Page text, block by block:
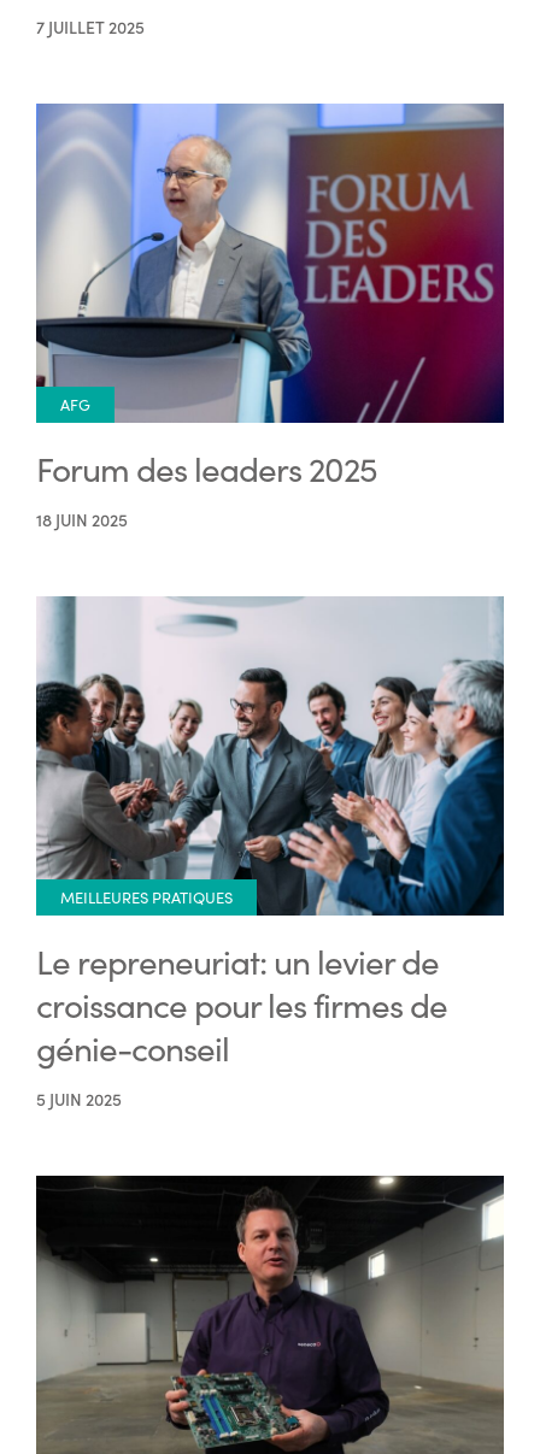
7 JUILLET 2025
AFG
Forum des leaders 2025
18 JUIN 2025
MEILLEURES PRATIQUES
Le repreneuriat: un levier de
croissance pour les firmes de
génie-conseil
5 JUIN 2025